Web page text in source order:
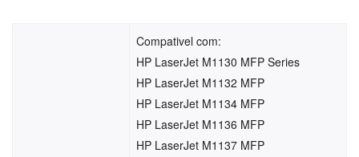
Compativel com:
HP LaserJet M1130 MFP Series
HP LaserJet M1132 MFP
HP LaserJet M1134 MFP
HP LaserJet M1136 MFP
HP LaserJet M1137 MFP